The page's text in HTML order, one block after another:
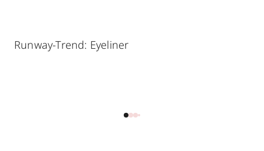
Runway-Trend: Eyeliner